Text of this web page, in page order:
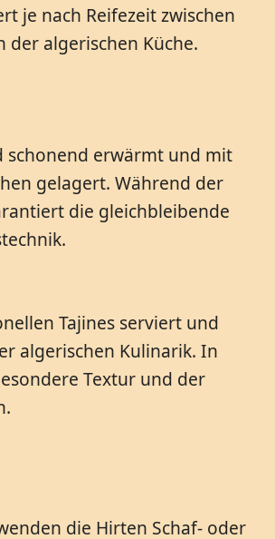
je nach Reifezeit zwischen
algerischen Küche.
schonend erwärmt und mit
gelagert. Während der
die gleichbleibende
Tajines serviert und
algerischen Kulinarik. In
Textur und der
die Hirten Schaf- oder